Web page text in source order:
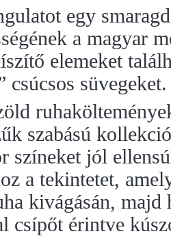
egy
a magyar
elemeket
csúcsos süvegeket.
szabású
színeket jól
a tekintetet,
kivágásán, majd
csípőt érintve